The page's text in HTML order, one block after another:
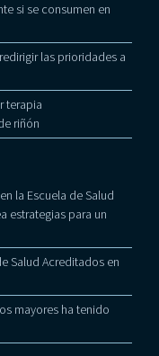
si se consumen en
las prioridades a
terapia
riñón
la Escuela de Salud
estrategias para un
Salud Acreditados en
mayores ha tenido